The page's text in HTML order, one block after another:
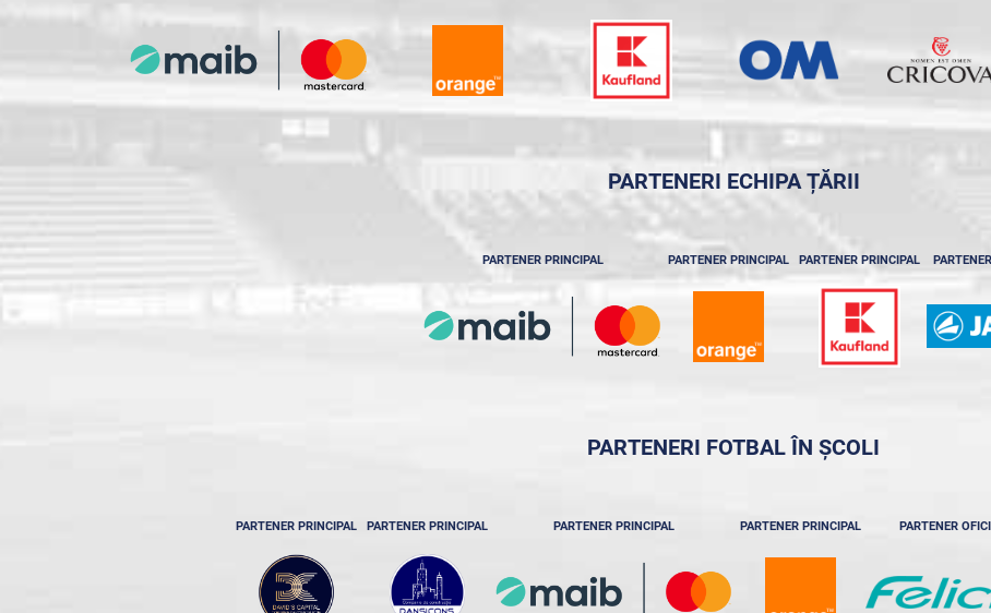
PARTENERI ECHIPA ȚĂRII
PARTENER PRINCIPAL PARTENER PRINCIPAL PARTENER PRINCIPAL
PARTENERI FOTBAL ÎN ȘCOLI
PARTENER PRINCIPAL PARTENER PRINCIPAL PARTENER PRINCIPAL PARTENER PRINCIPAL PARTENER